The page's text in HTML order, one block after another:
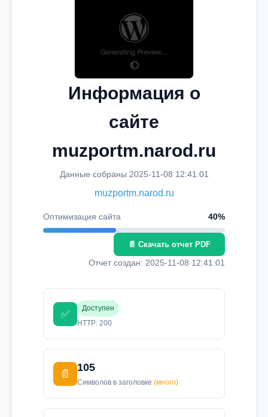
Информация о
сайте
muzportm.narod.ru
Данные собраны 2025-11-08 12:41:01
muzportm.narod.ru
Оптимизация сайта 40%
📄 Скачать отчет PDF
Отчет создан: 2025-11-08 12:41:01
✅
Доступен
HTTP: 200
📄
105
Символов в заголовке (много)